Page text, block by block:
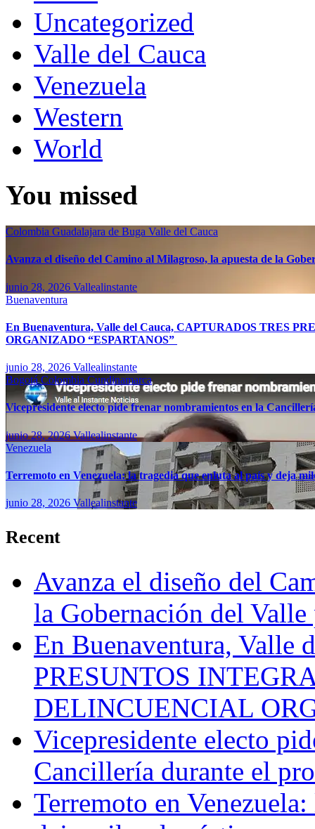
Uncategorized
Valle del Cauca
Venezuela
Western
World
You missed
Colombia Guadalajara de Buga Valle del Cauca
Avanza el diseño del Camino al Milagroso, la apuesta de la
junio 28, 2026 Vallealinstante
Buenaventura
En Buenaventura, Valle del Cauca, CAPTURADOS TRES
ORGANIZADO “ESPARTANOS”
junio 28, 2026 Vallealinstante
BogotáColombia Cundinamarca
Vicepresidente electo pide frenar nombramientos en la
junio 28, 2026Vallealinstante
Venezuela
Terremoto en Venezuela: la tragedia que enluta al país y deja
junio 28, 2026 Vallealinstante
Recent
Avanza el diseño del
la Gobernación del
En Buenaventura, Valle
PRESUNTOS
DELINCUENCIAL
Vicepresidente electo
Cancillería durante el
Terremoto en